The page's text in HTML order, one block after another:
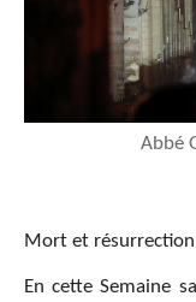
Abbé
Mort et
En cette Semaine